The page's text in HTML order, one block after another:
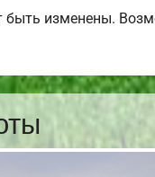
изменены.